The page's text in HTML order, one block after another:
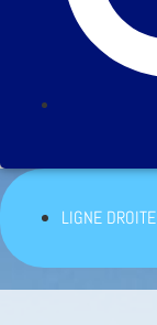
LIGNE DROITE